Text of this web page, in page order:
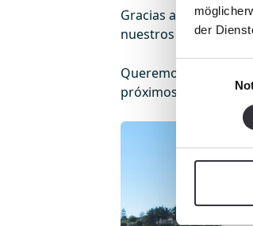
der
Gracias a la
nuestros clientes.
Queremos dar las
próximos retos.